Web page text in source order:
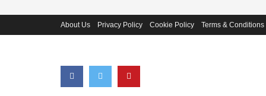
About Us Privacy Policy Cookie Policy Terms & Conditions